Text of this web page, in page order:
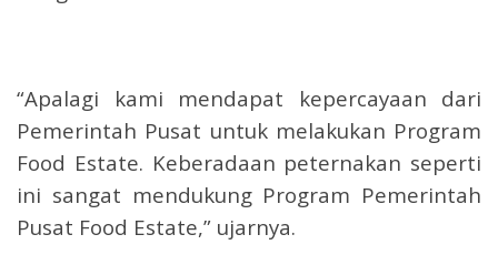
“Apalagi kami mendapat kepercayaan dari
Pemerintah Pusat untuk melakukan Program
Food Estate. Keberadaan peternakan seperti
ini sangat mendukung Program Pemerintah
Pusat Food Estate,” ujarnya.